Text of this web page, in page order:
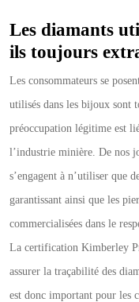
Les diamants
ils toujours
Les consommateurs se
utilisés dans les bijoux sont
préoccupation légitime est
l’industrie minière. De nos
s’engagent à n’utiliser que
garantissant ainsi que les
commercialisées dans le
La certification Kimberley
assurer la traçabilité des
est donc important pour les